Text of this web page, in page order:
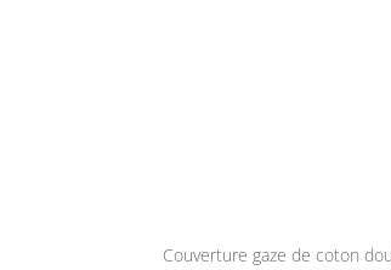
Couverture gaze de coton